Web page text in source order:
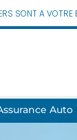
SONT A VOTRE
Auto